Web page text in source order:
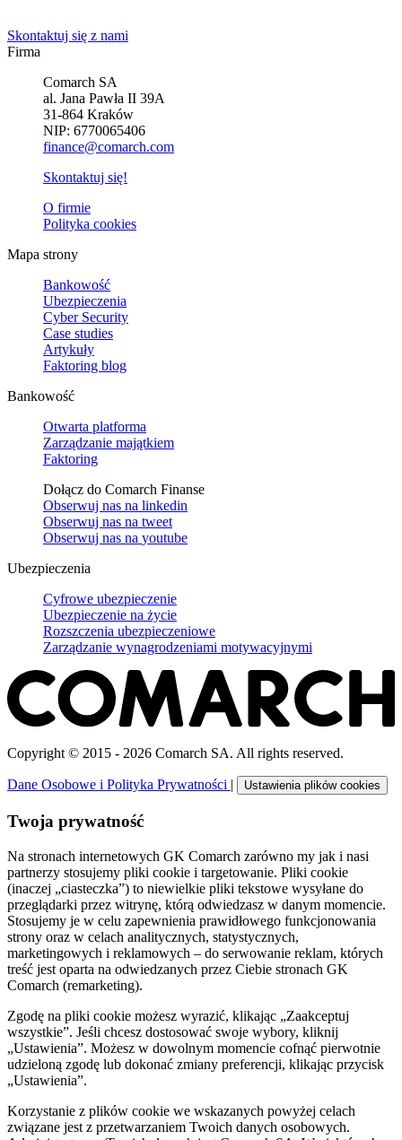
Skontaktuj się z nami
Firma
Comarch SA
al. Jana Pawła II 39A
31-864 Kraków
NIP: 6770065406
finance@comarch.com
Skontaktuj się!
O firmie
Polityka cookies
Mapa strony
Bankowość
Ubezpieczenia
Cyber Security
Case studies
Artykuły
Faktoring blog
Bankowość
Otwarta platforma
Zarządzanie majątkiem
Faktoring
Dołącz do Comarch Finanse
Obserwuj nas na linkedin
Obserwuj nas na tweet
Obserwuj nas na youtube
Ubezpieczenia
Cyfrowe ubezpieczenie
Ubezpieczenie na życie
Rozszczenia ubezpieczeniowe
Zarządzanie wynagrodzeniami motywacyjnymi
Copyright © 2015 - 2026 Comarch SA. All rights reserved.
Dane Osobowe i Polityka Prywatności | Ustawienia plików cookies
Twoja prywatność
Na stronach internetowych GK Comarch zarówno my jak i nasi
partnerzy stosujemy pliki cookie i targetowanie. Pliki cookie
(inaczej „ciasteczka”) to niewielkie pliki tekstowe wysyłane do
przeglądarki przez witrynę, którą odwiedzasz w danym momencie.
Stosujemy je w celu zapewnienia prawidłowego funkcjonowania
strony oraz w celach analitycznych, statystycznych,
marketingowych i reklamowych – do serwowanie reklam, których
treść jest oparta na odwiedzanych przez Ciebie stronach GK
Comarch (remarketing).
Zgodę na pliki cookie możesz wyrazić, klikając „Zaakceptuj
wszystkie”. Jeśli chcesz dostosować swoje wybory, kliknij
„Ustawienia”. Możesz w dowolnym momencie cofnąć pierwotnie
udzieloną zgodę lub dokonać zmiany preferencji, klikając przycisk
„Ustawienia”.
Korzystanie z plików cookie we wskazanych powyżej celach
związane jest z przetwarzaniem Twoich danych osobowych.